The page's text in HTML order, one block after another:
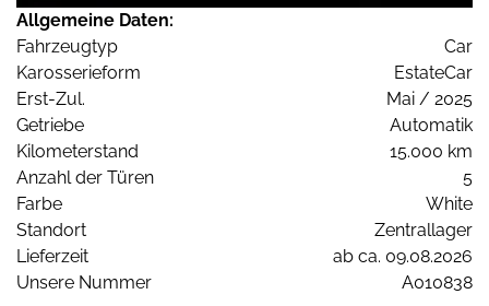
Allgemeine Daten:
Fahrzeugtyp
Car
Karosserieform
EstateCar
Erst-Zul.
Mai / 2025
Getriebe
Automatik
Kilometerstand
15.000 km
Anzahl der Türen
5
Farbe
White
Standort
Zentrallager
Lieferzeit
ab ca. 09.08.2026
Unsere Nummer
A010838